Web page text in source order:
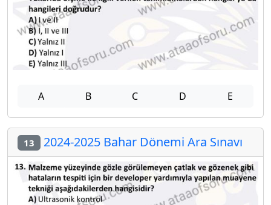
A B C D E
13 2024-2025 Bahar Dönemi Ara Sınavı